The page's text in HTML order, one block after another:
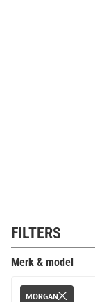
FILTERS
Merk & model
MORGAN